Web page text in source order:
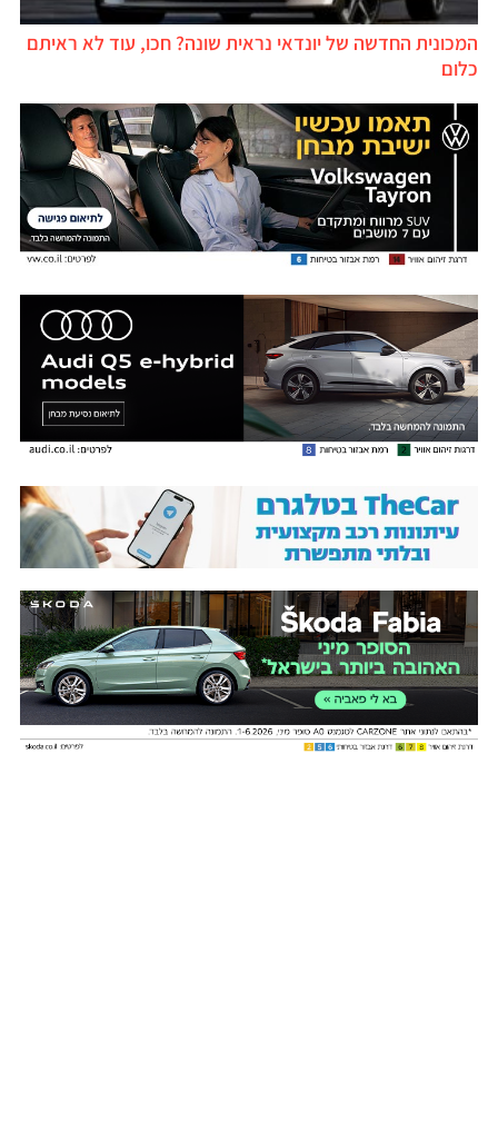
המכונית החדשה של יונדאי נראית שונה? חכו, עוד לא ראיתם
כלום